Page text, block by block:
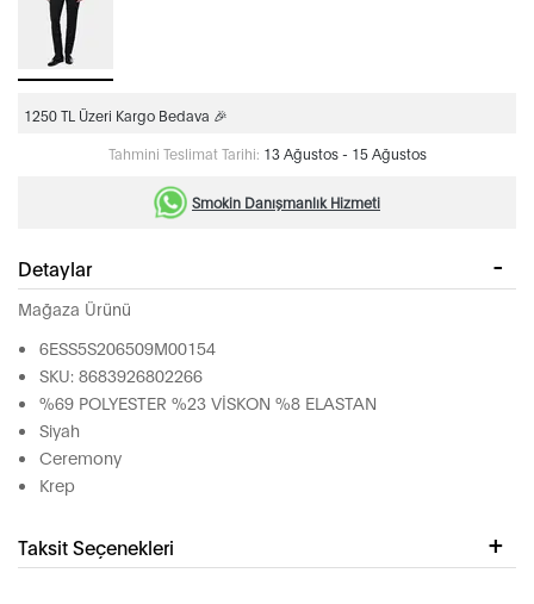
1250 TL Üzeri Kargo Bedava 🎉
Tahmini Teslimat Tarihi: 13 Ağustos - 15 Ağustos
Smokin Danışmanlık Hizmeti
Detaylar
Mağaza Ürünü
6ESS5S206509M00154
SKU: 8683926802266
%69 POLYESTER %23 VİSKON %8 ELASTAN
Siyah
Ceremony
Krep
Taksit Seçenekleri